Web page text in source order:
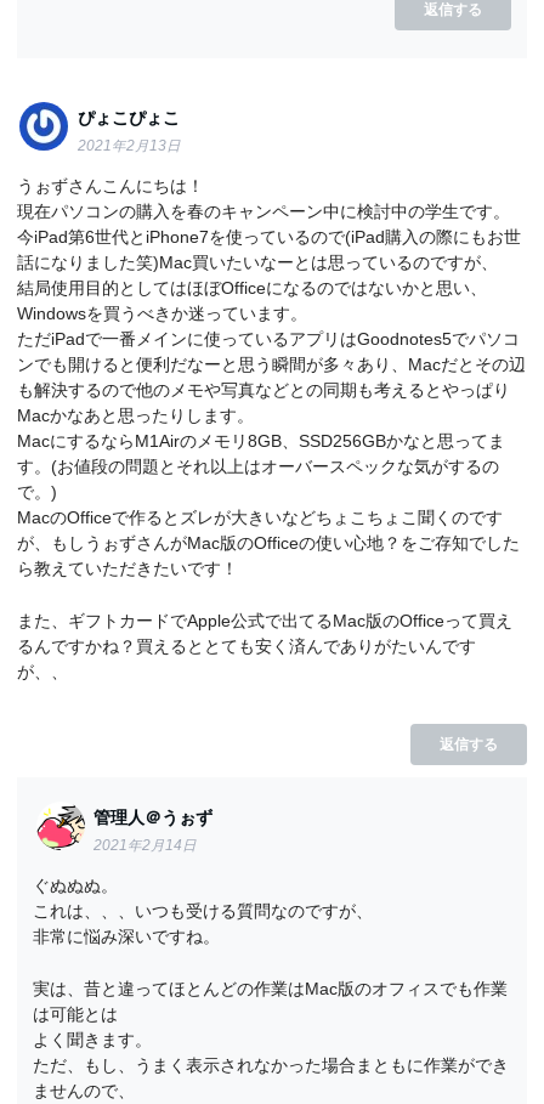
返信する
ぴょこぴょこ
2021年2月13日
うぉずさんこんにちは！
現在パソコンの購入を春のキャンペーン中に検討中の学生です。
今iPad第6世代とiPhone7を使っているので(iPad購入の際にもお世
話になりました笑)Mac買いたいなーとは思っているのですが、
結局使用目的としてはほぼOfficeになるのではないかと思い、
Windowsを買うべきか迷っています。
ただiPadで一番メインに使っているアプリはGoodnotes5でパソコ
ンでも開けると便利だなーと思う瞬間が多々あり、Macだとその辺
も解決するので他のメモや写真などとの同期も考えるとやっぱり
Macかなあと思ったりします。
MacにするならM1Airのメモリ8GB、SSD256GBかなと思ってま
す。(お値段の問題とそれ以上はオーバースペックな気がするの
で。)
MacのOfficeで作るとズレが大きいなどちょこちょこ聞くのです
が、もしうぉずさんがMac版のOfficeの使い心地？をご存知でした
ら教えていただきたいです！
また、ギフトカードでApple公式で出てるMac版のOfficeって買え
るんですかね？買えるととても安く済んでありがたいんです
が、、
返信する
管理人＠うぉず
2021年2月14日
ぐぬぬぬ。
これは、、、いつも受ける質問なのですが、
非常に悩み深いですね。
実は、昔と違ってほとんどの作業はMac版のオフィスでも作業
は可能とは
よく聞きます。
ただ、もし、うまく表示されなかった場合まともに作業ができ
ませんので、